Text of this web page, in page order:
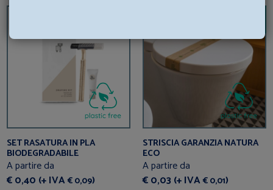
SET RASATURA IN PLA
BIODEGRADABILE
A partire da
€ 0,40 (+ IVA€ 0,09)
STRISCIA GARANZIA NATURA
ECO
A partire da
€ 0,03 (+ IVA€ 0,01)